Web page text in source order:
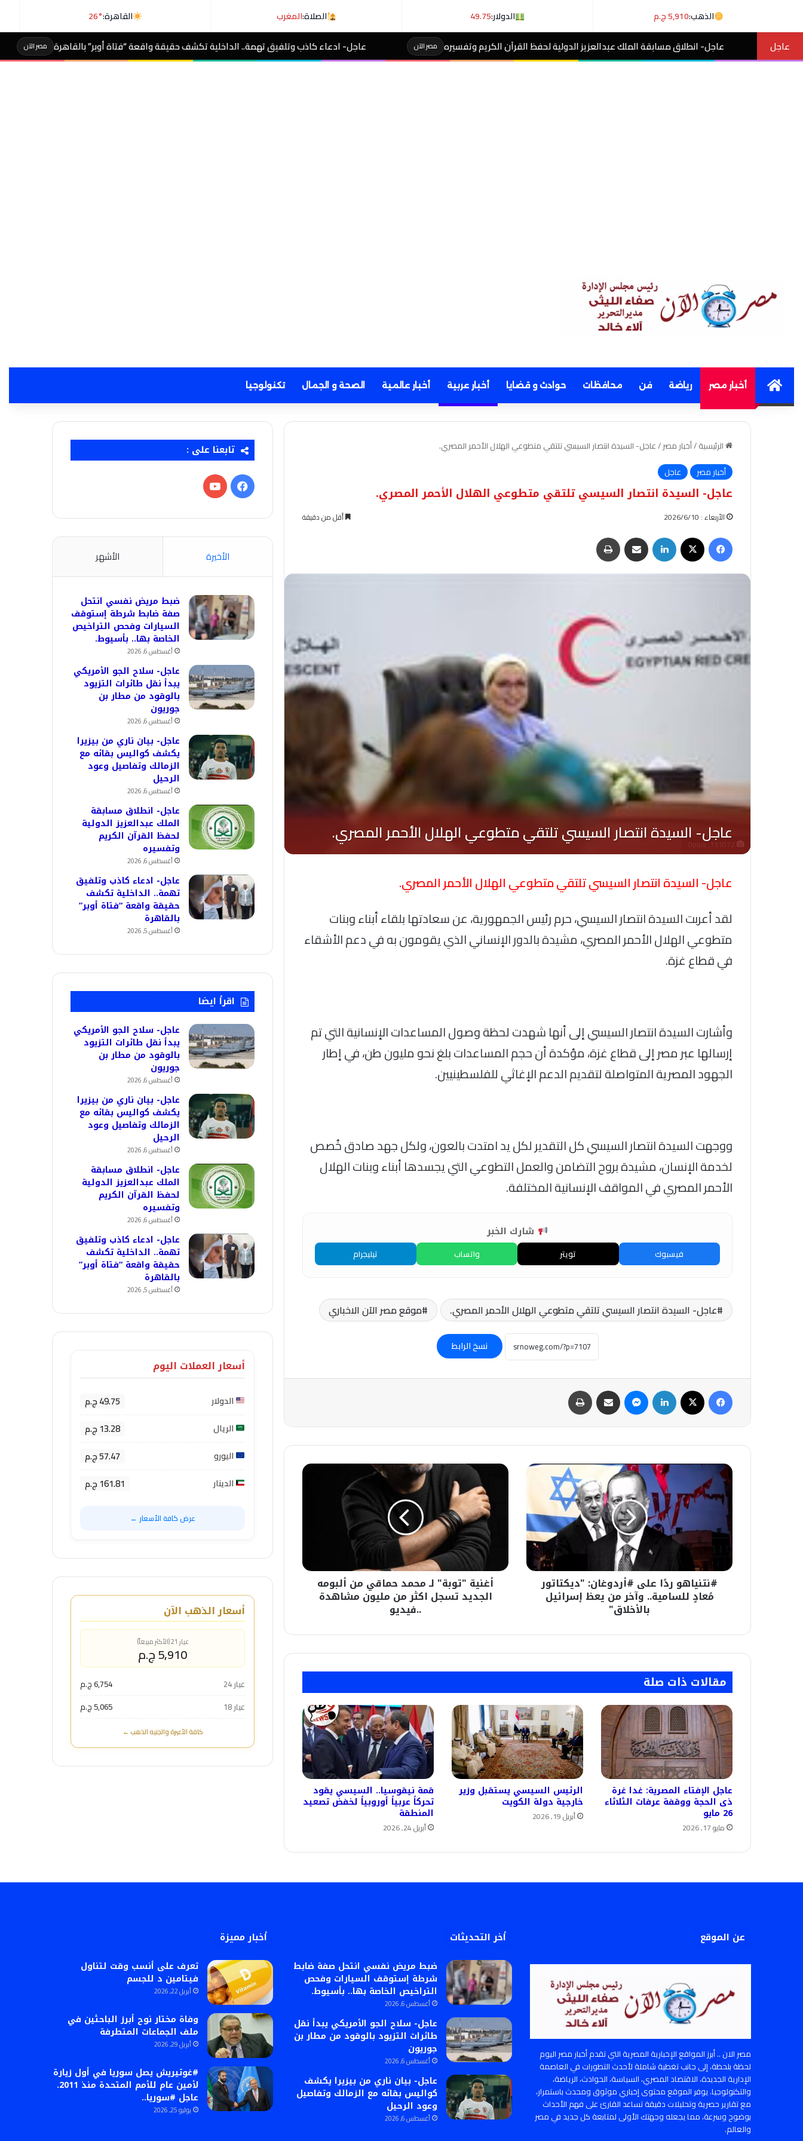
الذهب:5,910 ج.م الدولار:49.75 الصلاة:المغرب القاهرة:26°
عاجل
عاجل- انطلاق مسابقة الملك عبدالعزيز الدولية لحفظ القرآن الكريم وتفسيره مصر الآن عاجل- ادعاء كاذب وتلفيق تهمة.. الداخلية تكشف حقيقة واقعة “فتاة أوبر” بالقاهرة مصر الآن عاجل- أول
Homeأخبار مصر رياضة فن محافظات حوادث و قضايا أخبار عربية أخبار عالمية الصحة و الجمال تكنولوجيا
الرئيسية/أخبار مصر/عاجل- السيدة انتصار السيسي تلتقي متطوعي الهلال الأحمر المصري.
أخبار مصر
عاجل
عاجل- السيدة انتصار السيسي تلتقي متطوعي الهلال الأحمر المصري.
الأربعاء : 2026/6/10 أقل من دقيقة
فيسبوك لينكدإن مشاركة عبر البريد
عاجل- السيدة انتصار السيسي تلتقي متطوعي الهلال الأحمر المصري.
لقد أعربت السيدة انتصار السيسي، حرم رئيس الجمهورية، عن سعادتها بلقاء أبناء وبنات
متطوعي الهلال الأحمر المصري، مشيدة بالدور الإنساني الذي يقومون به في دعم الأشقاء
في قطاع غزة.
وأشارت السيدة انتصار السيسي إلى أنها شهدت لحظة وصول المساعدات الإنسانية التي تم
إرسالها عبر مصر إلى قطاع غزة، مؤكدة أن حجم المساعدات بلغ نحو مليون طن، في إطار
الجهود المصرية المتواصلة لتقديم الدعم الإغاثي للفلسطينيين.
ووجهت السيدة انتصار السيسي كل التقدير لكل يد امتدت بالعون، ولكل جهد صادق خُصص
لخدمة الإنسان، مشيدة بروح التضامن والعمل التطوعي التي يجسدها أبناء وبنات الهلال
الأحمر المصري في المواقف الإنسانية المختلفة.
شارك الخبر
فيسبوك تويتر واتساب تيليجرام
عاجل- السيدة انتصار السيسي تلتقي متطوعي الهلال الأحمر المصري. موقع مصر الآن الاخباري
نسخ الرابط
فيسبوك لينكدإن ماسنجر مشاركة عبر البريد
#نتنياهو
ردًا
على
#أردوغان:
"ديكتاتور
مُعادٍ
للسامية..
من
إسرائيل
#نتنياهو ردًا على #أردوغان: "ديكتاتور
مُعادٍ للسامية.. وآخر من يعظ إسرائيل
بالأخلاق"
أغنية
محمد
حماقي
ألبومه
تسجل
..فيديو
أغنية "توبة" لـ محمد حماقي من ألبومه
الجديد تسجل اكثر من مليون مشاهدة
..فيديو
مقالات ذات صلة
عاجل الإفتاء المصرية: غدا غرة
ذى الحجة ووقفة عرفات الثلاثاء
26 مايو
مايو 17, 2026
الرئيس السيسي يستقبل وزير
خارجية دولة الكويت
أبريل 19, 2026
قمة نيقوسيا.. السيسي يقود
تحركاً عربياً أوروبياً لخفض تصعيد
المنطقة
أبريل 24, 2026
تابعنا على :
فيسبوك‫YouTube
الأخيرة الأشهر
ضبط مريض نفسي انتحل
صفة ضابط شرطة إستوقف
السيارات وفحص التراخيص
الخاصة بها.. بأسيوط.
أغسطس 6, 2026
عاجل- سلاح الجو الأمريكي
يبدأ نقل طائرات التزيود
بالوقود من مطار بن
جوريون
أغسطس 6, 2026
عاجل- بيان ناري من بيزيرا
يكشف كواليس بقائه مع
الزمالك وتفاصيل وعود
الرحيل
أغسطس 6, 2026
عاجل- انطلاق مسابقة
الملك عبدالعزيز الدولية
لحفظ القرآن الكريم
وتفسيره
أغسطس 6, 2026
عاجل- ادعاء كاذب وتلفيق
تهمة.. الداخلية تكشف
حقيقة واقعة “فتاة أوبر”
بالقاهرة
أغسطس 5, 2026
اقرأ ايضا
عاجل- سلاح الجو الأمريكي
يبدأ نقل طائرات التزيود
بالوقود من مطار بن
جوريون
أغسطس 6, 2026
عاجل- بيان ناري من بيزيرا
يكشف كواليس بقائه مع
الزمالك وتفاصيل وعود
الرحيل
أغسطس 6, 2026
عاجل- انطلاق مسابقة
الملك عبدالعزيز الدولية
لحفظ القرآن الكريم
وتفسيره
أغسطس 6, 2026
عاجل- ادعاء كاذب وتلفيق
تهمة.. الداخلية تكشف
حقيقة واقعة “فتاة أوبر”
بالقاهرة
أغسطس 5, 2026
أسعار العملات اليوم
الدولار 49.75 ج.م
الريال 13.28 ج.م
اليورو 57.47 ج.م
الدينار 161.81 ج.م
عرض كافة الأسعار ←
أسعار الذهب الآن
عيار 21 (الأكثر مبيعاً)
5,910 ج.م
عيار 24
6,754 ج.م
عيار 18
5,065 ج.م
كافة الأعيرة والجنيه الذهب ←
عن الموقع
مصر الان .. أبرز المواقع الإخبارية المصرية التي تقدم أخبار مصر اليوم
لحظة بلحظة، إلى جانب تغطية شاملة لأحدث التطورات في العاصمة
الإدارية الجديدة، الاقتصاد المصري، السياسة، الحوادث، الرياضة،
والتكنولوجيا. يوفر الموقع محتوى إخباري موثوق ومحدث باستمرار،
مع تقارير حصرية وتحليلات دقيقة تساعد القارئ على فهم الأحداث
بوضوح وسرعة، مما يجعله وجهتك الأولى لمتابعة كل جديد في مصر
والعالم.
أخر التحديثات
ضبط مريض نفسي انتحل صفة ضابط
شرطة إستوقف السيارات وفحص
التراخيص الخاصة بها.. بأسيوط.
أغسطس 6, 2026
عاجل- سلاح الجو الأمريكي يبدأ نقل
طائرات التزيود بالوقود من مطار بن
جوريون
أغسطس 6, 2026
عاجل- بيان ناري من بيزيرا يكشف
كواليس بقائه مع الزمالك وتفاصيل
وعود الرحيل
أغسطس 6, 2026
أخبار مميزة
تعرف على أنسب وقت لتناول
فيتامين د للجسم
أبريل 22, 2026
وفاة مختار نوح أبرز الباحثين في
ملف الجماعات المتطرفة
أبريل 29, 2026
#غوتيريش يصل سوريا في أول زيارة
لأمين عام للأمم المتحدة منذ 2011.
عاجل #سوريا..
يوليو 25, 2026